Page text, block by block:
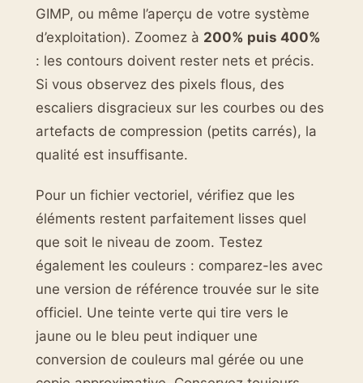
GIMP, ou même l’aperçu de votre système
d’exploitation). Zoomez à 200% puis 400%
: les contours doivent rester nets et précis.
Si vous observez des pixels flous, des
escaliers disgracieux sur les courbes ou des
artefacts de compression (petits carrés), la
qualité est insuffisante.
Pour un fichier vectoriel, vérifiez que les
éléments restent parfaitement lisses quel
que soit le niveau de zoom. Testez
également les couleurs : comparez-les avec
une version de référence trouvée sur le site
officiel. Une teinte verte qui tire vers le
jaune ou le bleu peut indiquer une
conversion de couleurs mal gérée ou une